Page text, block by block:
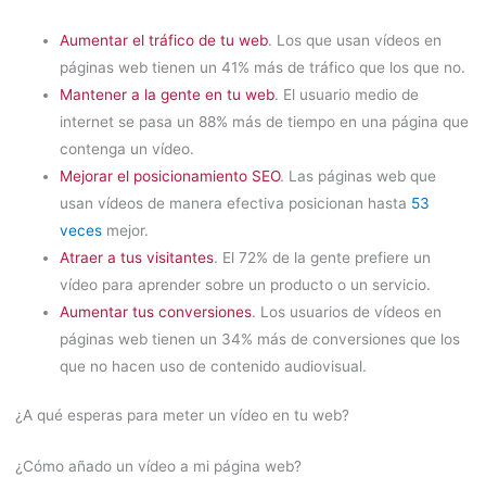
Aumentar el tráfico de tu web. Los que usan vídeos en
páginas web tienen un 41% más de tráfico que los que no.
Mantener a la gente en tu web. El usuario medio de
internet se pasa un 88% más de tiempo en una página que
contenga un vídeo.
Mejorar el posicionamiento SEO. Las páginas web que
usan vídeos de manera efectiva posicionan hasta 53
vecesmejor.
Atraer a tus visitantes. El 72% de la gente prefiere un
vídeo para aprender sobre un producto o un servicio.
Aumentar tus conversiones. Los usuarios de vídeos en
páginas web tienen un 34% más de conversiones que los
que no hacen uso de contenido audiovisual.
¿A qué esperas para meter un vídeo en tu web?
¿Cómo añado un vídeo a mi página web?